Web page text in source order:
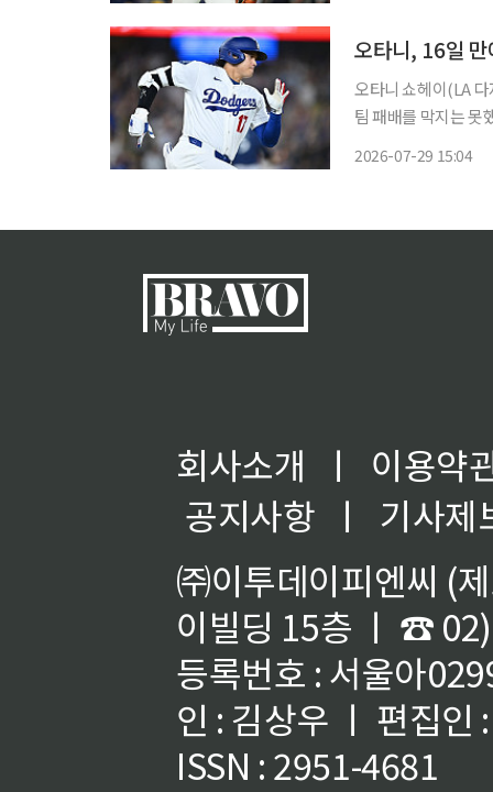
오타니, 16일
오타니 쇼헤이(LA
팀 패배를 막지는 못했다. 오타니는 29일(한국시간) 미국 캘리포니아주 로
2026-07-29 15:04
회사소개 ㅣ
이용약
공지사항
ㅣ
기사제
㈜이투데이피엔씨 (
이빌딩 15층 ㅣ ☎
등록번호 : 서울아
인 : 김상우 ㅣ 편집인
ISSN : 2951-4681